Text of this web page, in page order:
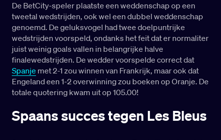
De BetCity-speler plaatste een weddenschap op een
tweetal wedstrijden, ook wel een dubbel weddenschap
genoemd. De geluksvogel had twee doelpuntrijke
wedstrijden voorspeld, ondanks het feit dat er normaliter
juist weinig goals vallen in belangrijke halve
finalewedstrijden. De wedder voorspelde correct dat
Spanje met 2-1 zou winnen van Frankrijk, maar ook dat
Engeland een 1-2 overwinning zou boeken op Oranje. De
totale quotering kwam uit op 105.00!
Spaans succes tegen Les Bleus